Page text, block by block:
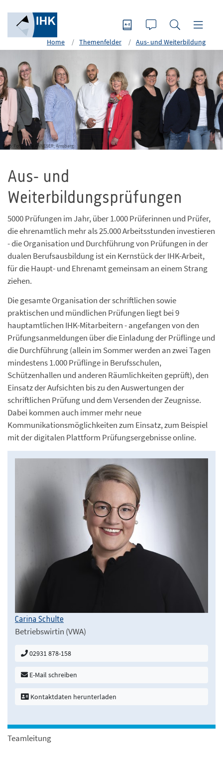
Home Themenfelder Aus- und Weiterbildung
Foto: Fotografie ANNESER, Arnsberg
Aus- und
Weiterbildungsprüfungen
5000 Prüfungen im Jahr, über 1.000 Prüferinnen und Prüfer,
die ehrenamtlich mehr als 25.000 Arbeitsstunden investieren
- die Organisation und Durchführung von Prüfungen in der
dualen Berufsausbildung ist ein Kernstück der IHK-Arbeit,
für die Haupt- und Ehrenamt gemeinsam an einem Strang
ziehen.
Die gesamte Organisation der schriftlichen sowie
praktischen und mündlichen Prüfungen liegt bei 9
hauptamtlichen IHK-Mitarbeitern - angefangen von den
Prüfungsanmeldungen über die Einladung der Prüflinge und
die Durchführung (allein im Sommer werden an zwei Tagen
mindestens 1.000 Prüflinge in Berufsschulen,
Schützenhallen und anderen Räumlichkeiten geprüft), den
Einsatz der Aufsichten bis zu den Auswertungen der
schriftlichen Prüfung und dem Versenden der Zeugnisse.
Dabei kommen auch immer mehr neue
Kommunikationsmöglichkeiten zum Einsatz, zum Beispiel
mit der digitalen Plattform Prüfungsergebnisse online.
Carina Schulte
Betriebswirtin (VWA)
02931 878-158
E-Mail schreiben
Kontaktdaten herunterladen
Teamleitung